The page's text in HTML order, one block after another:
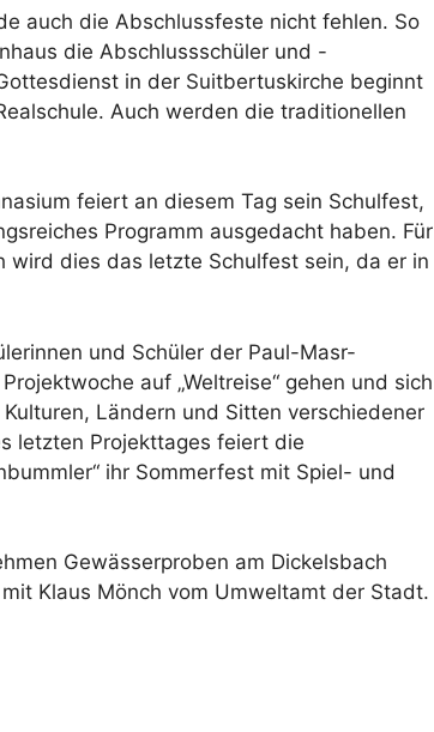
auch die Abschlussfeste nicht fehlen. So
die Abschlussschüler und -
in der Suitbertuskirche beginnt
Auch werden die traditionellen
feiert an diesem Tag sein Schulfest,
Programm ausgedacht haben. Für
dies das letzte Schulfest sein, da er in
und Schüler der Paul-Masr-
auf „Weltreise“ gehen und sich
Ländern und Sitten verschiedener
letzten Projekttages feiert die
ihr Sommerfest mit Spiel- und
Gewässerproben am Dickelsbach
Klaus Mönch vom Umweltamt der Stadt.